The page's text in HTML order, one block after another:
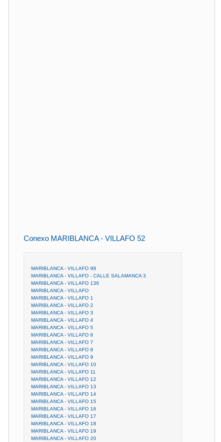
Conexo MARIBLANCA - VILLAFO 52
MARIBLANCA - VILLAFO 98
MARIBLANCA - VILLAFO - CALLE SALAMANCA 3
MARIBLANCA - VILLAFO 136
MARIBLANCA - VILLAFO
MARIBLANCA - VILLAFO 1
MARIBLANCA - VILLAFO 2
MARIBLANCA - VILLAFO 3
MARIBLANCA - VILLAFO 4
MARIBLANCA - VILLAFO 5
MARIBLANCA - VILLAFO 6
MARIBLANCA - VILLAFO 7
MARIBLANCA - VILLAFO 8
MARIBLANCA - VILLAFO 9
MARIBLANCA - VILLAFO 10
MARIBLANCA - VILLAFO 11
MARIBLANCA - VILLAFO 12
MARIBLANCA - VILLAFO 13
MARIBLANCA - VILLAFO 14
MARIBLANCA - VILLAFO 15
MARIBLANCA - VILLAFO 16
MARIBLANCA - VILLAFO 17
MARIBLANCA - VILLAFO 18
MARIBLANCA - VILLAFO 19
MARIBLANCA - VILLAFO 20